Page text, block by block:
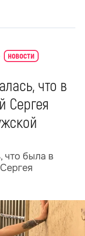
новости
что в
Сергея
что была в